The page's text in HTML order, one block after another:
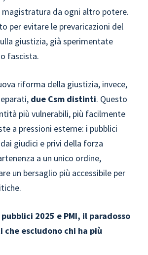
da ogni altro potere.
per evitare le prevaricazioni del
giustizia, già sperimentate
fascista.
riforma della giustizia, invece,
due Csm distinti. Questo
più vulnerabili, più facilmente
a pressioni esterne: i pubblici
giudici e privi della forza
a un unico ordine,
un bersaglio più accessibile per
2025 e PMI, il paradosso
escludono chi ha più